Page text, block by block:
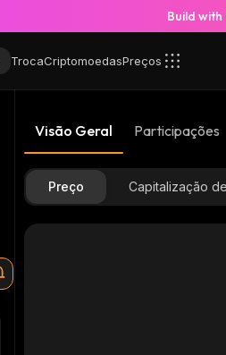
Build with
TrocaCriptomoedasPreços
Visão Geral Participações
Preço Capitalização